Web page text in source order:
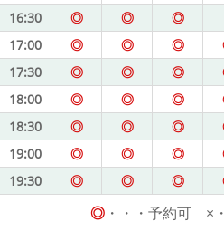
16:30
◎ ◎ ◎
17:00
◎ ◎ ◎
17:30
◎ ◎ ◎
18:00
◎ ◎ ◎
18:30
◎ ◎ ◎
19:00
◎ ◎ ◎
19:30
◎ ◎ ◎
◎・・・予約可 ×